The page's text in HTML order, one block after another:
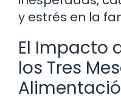
y estrés en la
El Impacto
los Tres